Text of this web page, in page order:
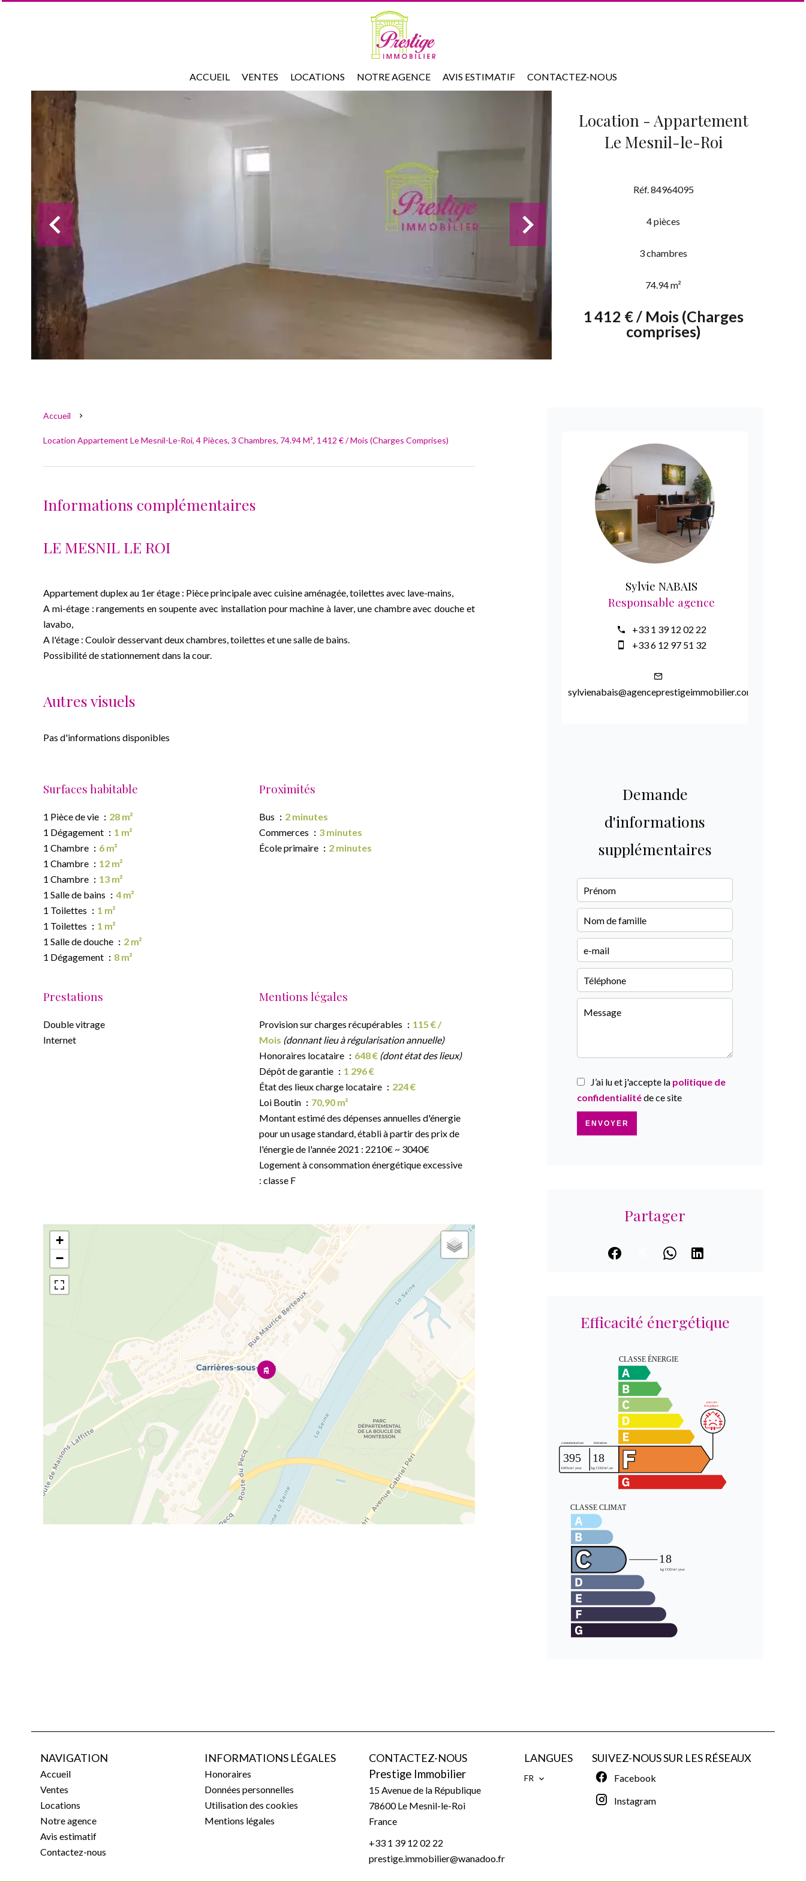
ACCUEIL VENTES LOCATIONS NOTRE AGENCE AVIS ESTIMATIF CONTACTEZ-NOUS
Location - Appartement
Le Mesnil-le-Roi
Réf. 84964095
4 pièces
3 chambres
74.94 m²
1 412 € / Mois (Charges
comprises)
Accueil
Location Appartement Le Mesnil-Le-Roi, 4 Pièces, 3 Chambres, 74.94 M², 1 412 € / Mois (Charges Comprises)
Informations complémentaires
LE MESNIL LE ROI
Appartement duplex au 1er étage : Pièce principale avec cuisine aménagée, toilettes avec lave-mains,
A mi-étage : rangements en soupente avec installation pour machine à laver, une chambre avec douche et
lavabo,
A l'étage : Couloir desservant deux chambres, toilettes et une salle de bains.
Possibilité de stationnement dans la cour.
Autres visuels
Pas d'informations disponibles
Surfaces habitable
1 Pièce de vie
28 m²
1 Dégagement
1 m²
1 Chambre
6 m²
1 Chambre
12 m²
1 Chambre
13 m²
1 Salle de bains
4 m²
1 Toilettes
1 m²
1 Toilettes
1 m²
1 Salle de douche
2 m²
1 Dégagement
8 m²
Proximités
Bus
2 minutes
Commerces
3 minutes
École primaire
2 minutes
Prestations
Double vitrage
Internet
Mentions légales
Provision sur charges récupérables
115 € /
Mois (donnant lieu à régularisation annuelle)
Honoraires locataire
648 € (dont état des lieux)
Dépôt de garantie
1 296 €
État des lieux charge locataire
224 €
Loi Boutin
70,90 m²
Montant estimé des dépenses annuelles d'énergie
pour un usage standard, établi à partir des prix de
l'énergie de l'année 2021 : 2210€ ~ 3040€
Logement à consommation énergétique excessive
: classe F
+
−
Sylvie NABAIS
Responsable agence
+33 1 39 12 02 22
+33 6 12 97 51 32
sylvienabais@agenceprestigeimmobilier.com
Demande
d'informations
supplémentaires
J’ai lu et j'accepte la politique de
confidentialitéde ce site
ENVOYER
Partager
Efficacité énergétique
NAVIGATION
Accueil
Ventes
Locations
Notre agence
Avis estimatif
Contactez-nous
INFORMATIONS LÉGALES
Honoraires
Données personnelles
Utilisation des cookies
Mentions légales
CONTACTEZ-NOUS
Prestige Immobilier
15 Avenue de la République
78600Le Mesnil-le-Roi
France
+33 1 39 12 02 22
prestige.immobilier@wanadoo.fr
LANGUES
FR
SUIVEZ-NOUS SUR LES RÉSEAUX
Facebook
Instagram